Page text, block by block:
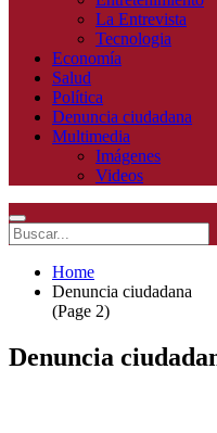
La Entrevista
Tecnologia
Economía
Salud
Política
Denuncia ciudadana
Multimedia
Imágenes
Videos
Home
Denuncia ciudadana
(Page 2)
Denuncia